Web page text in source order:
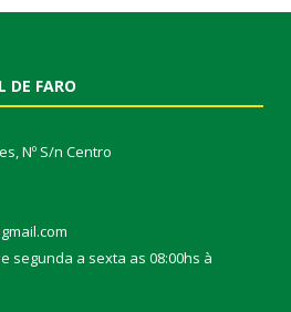
DE FARO
Nº S/n Centro
segunda a sexta as 08:00hs à